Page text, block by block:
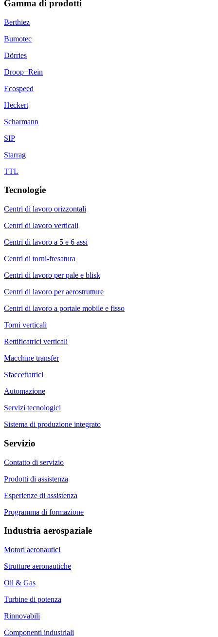
Gamma di prodotti
Berthiez
Bumotec
Dörries
Droop+Rein
Ecospeed
Heckert
Scharmann
SIP
Starrag
TTL
Tecnologie
Centri di lavoro orizzontali
Centri di lavoro verticali
Centri di lavoro a 5 e 6 assi
Centri di torni-fresatura
Centri di lavoro per pale e blisk
Centri di lavoro per aerostrutture
Centri di lavoro a portale mobile e fisso
Torni verticali
Rettificatrici verticali
Macchine transfer
Sfaccettatrici
Automazione
Servizi tecnologici
Sistema di produzione integrato
Servizio
Contatto di servizio
Prodotti di assistenza
Esperienze di assistenza
Programma di formazione
Industria aerospaziale
Motori aeronautici
Strutture aeronautiche
Oil & Gas
Turbine di potenza
Rinnovabili
Componenti industriali